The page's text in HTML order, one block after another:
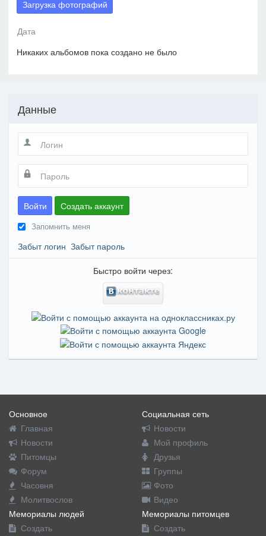
Загрузка фотографий
Никаких альбомов пока создано не было
Данные
Войти Создать аккаунт
Запомнить меня
Забыт логин Забыт пароль
Быстро войти через:
Основное
Главная
Новости
Питомцы
Форум
Часовня
Молитвослов
Социальная сеть
Новости
Мой профиль
Друзья
Группы
Фото
Видео
Мемориалы людей
Создать
Мемориалы питомцев
Создать